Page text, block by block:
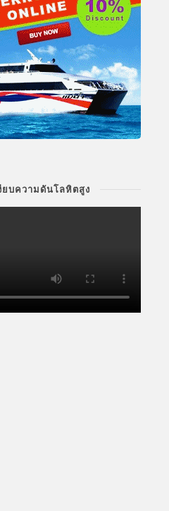
ยบความดันโลหิตสูง